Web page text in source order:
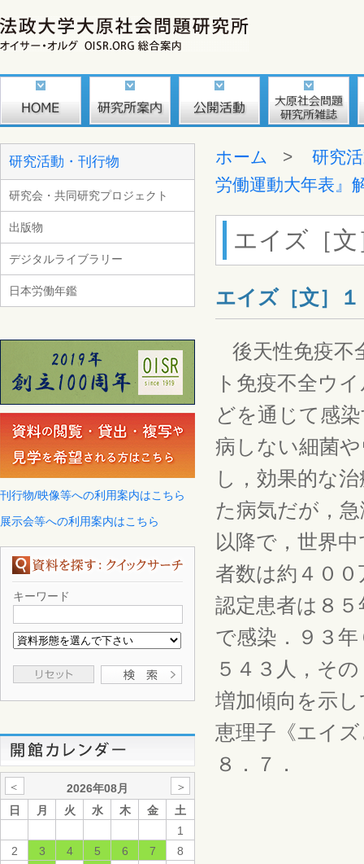
研究活動・刊行物
研究会・共同研究プロジェクト
出版物
デジタルライブラリー
日本労働年鑑
刊行物/映像等への利用案内はこちら
展示会等への利用案内はこちら
キーワード
＜ 2026年08月
＞
日
月 火 水 木 金
土
1
2
3 4 5 6 7
8
ホーム > 研究
労働運動大年表』
エイズ［
エイズ［文］
後天性免疫不
ト免疫不全ウ
どを通じて感
病しない細菌
し，効果的な
た病気だが，
以降で，世界
者数は約４０
認定患者は８
で感染．９３
５４３人，そ
増加傾向を示
恵理子《エイ
８．７．